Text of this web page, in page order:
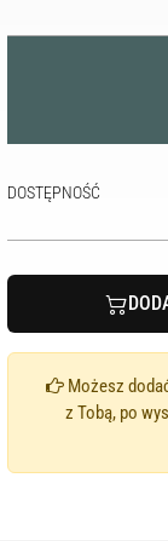
DOSTĘPNOŚĆ
Możesz
z Tobą, po